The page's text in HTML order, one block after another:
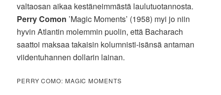
valtaosan aikaa kestäneimmästä laulutuotannosta.
Perry Comon ’Magic Moments’ (1958) myi jo niin
hyvin Atlantin molemmin puolin, että Bacharach
saattoi maksaa takaisin kolumnisti-isänsä antaman
viidentuhannen dollarin lainan.
PERRY COMO: MAGIC MOMENTS